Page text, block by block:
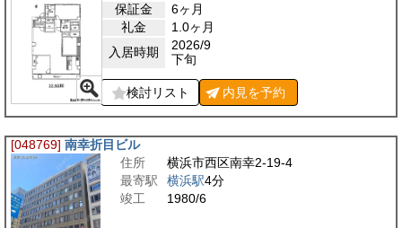
保証金
6ヶ月
礼金
1.0ヶ月
入居時期
2026/9
下旬
検討リスト 内見を予約
[048769] 南幸折目ビル
住所
横浜市西区南幸2-19-4
最寄駅
横浜駅4分
竣工
1980/6